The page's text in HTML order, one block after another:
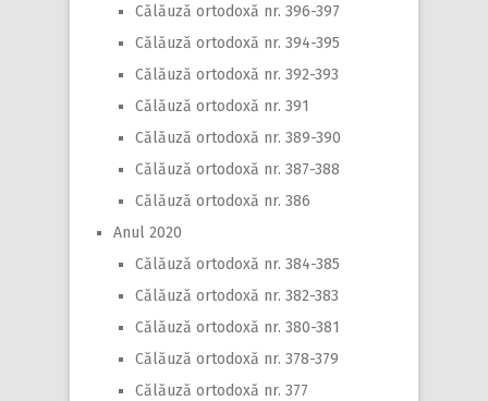
Călăuză ortodoxă nr. 396-397
Călăuză ortodoxă nr. 394-395
Călăuză ortodoxă nr. 392-393
Călăuză ortodoxă nr. 391
Călăuză ortodoxă nr. 389-390
Călăuză ortodoxă nr. 387-388
Călăuză ortodoxă nr. 386
Anul 2020
Călăuză ortodoxă nr. 384-385
Călăuză ortodoxă nr. 382-383
Călăuză ortodoxă nr. 380-381
Călăuză ortodoxă nr. 378-379
Călăuză ortodoxă nr. 377